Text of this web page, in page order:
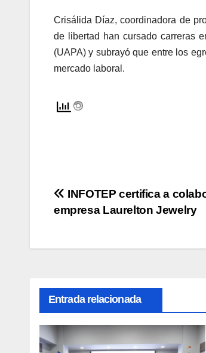
Crisálida Díaz, coordinadora de
de libertad han cursado carreras
(UAPA) y subrayó que entre los
mercado laboral.
Navegación
de
entradas
INFOTEP certifica a
empresa Laurelton Jewelry
Entrada relacionada